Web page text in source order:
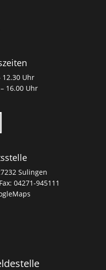
12.30 Uhr
16.00 Uhr
Sulingen
04271-945111